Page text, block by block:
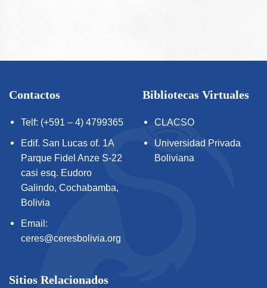
Contactos
Telf: (+591 – 4) 4799365
Edif. San Lucas of. 1A
Parque Fidel Anze S-22
casi esq. Eudoro
Galindo, Cochabamba,
Bolivia
Email:
ceres@ceresbolivia.org
Bibliotecas Virtuales
CLACSO
Universidad Privada
Boliviana
Sitios Relacionados